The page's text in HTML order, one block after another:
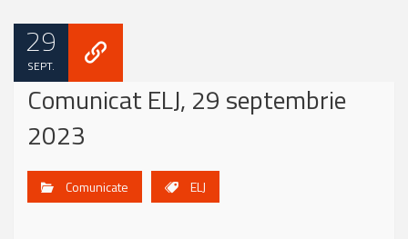
29
SEPT.
Comunicat ELJ, 29 septembrie
2023
Comunicate ELJ